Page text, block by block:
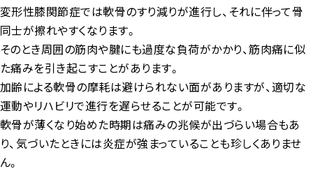
変形性膝関節症では軟骨のすり減りが進行し、それに伴って骨
同士が擦れやすくなります。
そのとき周囲の筋肉や腱にも過度な負荷がかかり、筋肉痛に似
た痛みを引き起こすことがあります。
加齢による軟骨の摩耗は避けられない面がありますが、適切な
運動やリハビリで進行を遅らせることが可能です。
軟骨が薄くなり始めた時期は痛みの兆候が出づらい場合もあ
り、気づいたときには炎症が強まっていることも珍しくありませ
ん。